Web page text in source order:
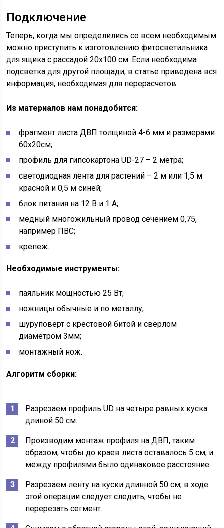
Подключение
Теперь, когда мы определились со всем необходимым
можно приступить к изготовлению фитосветильника
для ящика с рассадой 20х100 см. Если необходима
подсветка для другой площади, в статье приведена вся
информация, необходимая для перерасчетов.
Из материалов нам понадобится:
фрагмент листа ДВП толщиной 4-6 мм и размерами
60х20см;
профиль для гипсокартона UD-27 – 2 метра;
светодиодная лента для растений – 2 м или 1,5 м
красной и 0,5 м синей;
блок питания на 12 В и 1 А;
медный многожильный провод сечением 0,75,
например ПВС;
крепеж.
Необходимые инструменты:
паяльник мощностью 25 Вт;
ножницы обычные и по металлу;
шуруповерт с крестовой битой и сверлом
диаметром 3мм;
монтажный нож.
Алгоритм сборки:
Разрезаем профиль UD на четыре равных куска
длиной 50 см.
Производим монтаж профиля на ДВП, таким
образом, чтобы до краев листа оставалось 5 см, и
между профилями было одинаковое расстояние.
Разрезаем ленту на куски длинной 50 см, в ходе
этой операции следует следить, чтобы не
перерезать сегмент.